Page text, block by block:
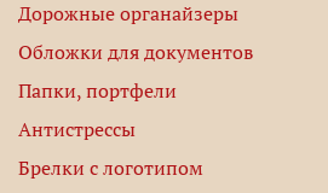
Дорожные органайзеры
Обложки для документов
Папки, портфели
Антистрессы
Брелки с логотипом